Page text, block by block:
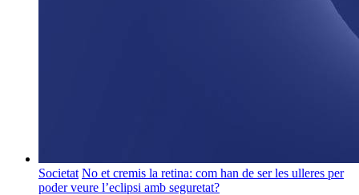
Societat No et cremis la retina: com han de ser les ulleres per
poder veure l’eclipsi amb seguretat?